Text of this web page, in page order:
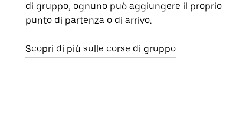
di gruppo, ognuno può aggiungere il proprio
punto di partenza o di arrivo.
Scopri di più sulle corse di gruppo